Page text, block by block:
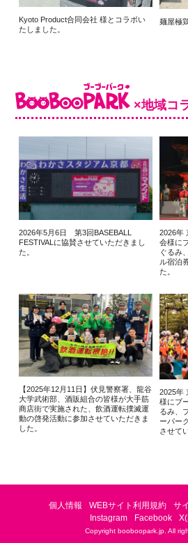
Kyoto Product合同会社 様とコラボい
たしました。
麺屋極
×地域コ
2026年5月6日 第3回BASEBALL
FESTIVALに協賛させていただきまし
た。
2026年
会様に
ぐるみ
ル宿泊
た。
【2025年12月11日】伏見警察署、龍谷
大学武術部、酒販組合の皆様が大手筋
商店街で実施された、飲酒運転撲滅運
動の啓発活動に参加させていただきま
した。
2025年
様にブ
るみ、
ーパー
させて
個人情報 WEBサイト利用規約 サ
Instagram
Facebook
Copyright booboopark.jp. All